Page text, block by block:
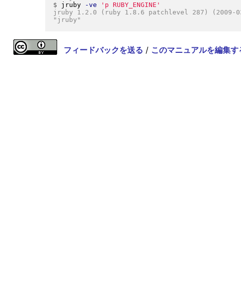
$
jruby -ve
'p RUBY_ENGINE'
jruby 1.2.0 (ruby 1.8.6 patchlevel 287) (2009-
フィードバックを送る / このマニュアルを編集す